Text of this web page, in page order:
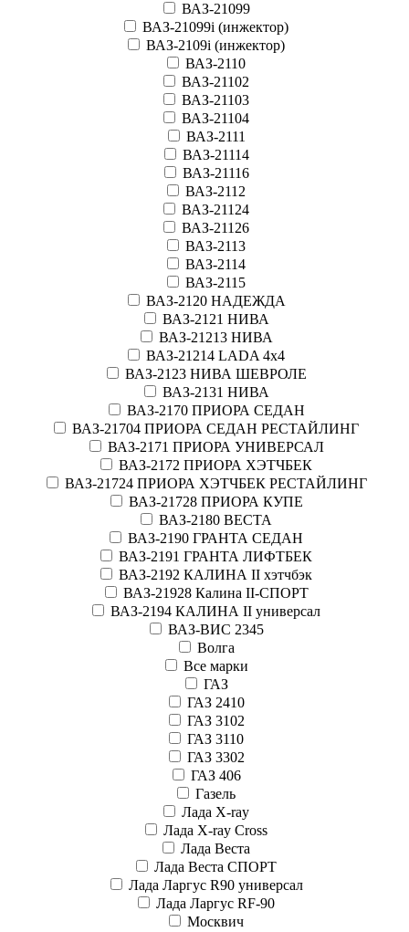
ВАЗ-21099
ВАЗ-21099i (инжектор)
ВАЗ-2109i (инжектор)
ВАЗ-2110
ВАЗ-21102
ВАЗ-21103
ВАЗ-21104
ВАЗ-2111
ВАЗ-21114
ВАЗ-21116
ВАЗ-2112
ВАЗ-21124
ВАЗ-21126
ВАЗ-2113
ВАЗ-2114
ВАЗ-2115
ВАЗ-2120 НАДЕЖДА
ВАЗ-2121 НИВА
ВАЗ-21213 НИВА
ВАЗ-21214 LADA 4х4
ВАЗ-2123 НИВА ШЕВРОЛЕ
ВАЗ-2131 НИВА
ВАЗ-2170 ПРИОРА СЕДАН
ВАЗ-21704 ПРИОРА СЕДАН РЕСТАЙЛИНГ
ВАЗ-2171 ПРИОРА УНИВЕРСАЛ
ВАЗ-2172 ПРИОРА ХЭТЧБЕК
ВАЗ-21724 ПРИОРА ХЭТЧБЕК РЕСТАЙЛИНГ
ВАЗ-21728 ПРИОРА КУПЕ
ВАЗ-2180 ВЕСТА
ВАЗ-2190 ГРАНТА СЕДАН
ВАЗ-2191 ГРАНТА ЛИФТБЕК
ВАЗ-2192 КАЛИНА II хэтчбэк
ВАЗ-21928 Калина II-СПОРТ
ВАЗ-2194 КАЛИНА II универсал
ВАЗ-ВИС 2345
Волга
Все марки
ГАЗ
ГАЗ 2410
ГАЗ 3102
ГАЗ 3110
ГАЗ 3302
ГАЗ 406
Газель
Лада X-ray
Лада X-ray Cross
Лада Веста
Лада Веста СПОРТ
Лада Ларгус R90 универсал
Лада Ларгус RF-90
Москвич